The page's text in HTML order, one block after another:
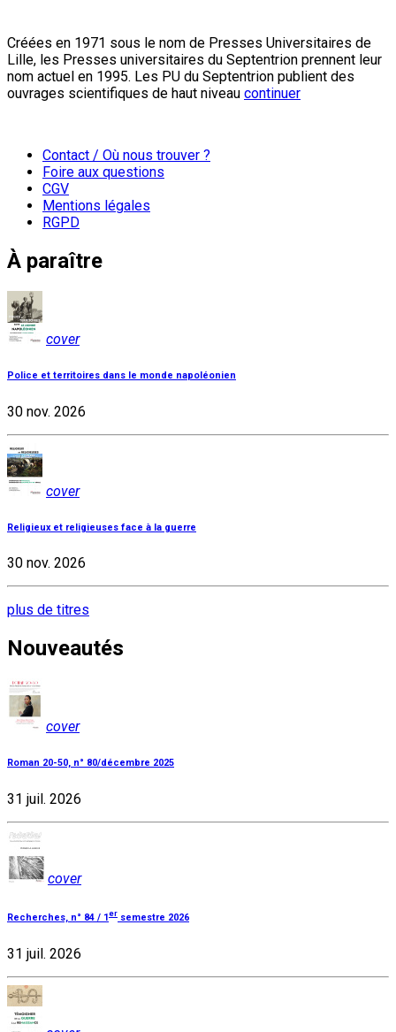
Créées en 1971 sous le nom de Presses Universitaires de
Lille, les Presses universitaires du Septentrion prennent leur
nom actuel en 1995. Les PU du Septentrion publient des
ouvrages scientifiques de haut niveau continuer
Contact / Où nous trouver ?
Foire aux questions
CGV
Mentions légales
RGPD
À paraître
cover
Police et territoires dans le monde napoléonien
30 nov. 2026
cover
Religieux et religieuses face à la guerre
30 nov. 2026
plus de titres
Nouveautés
cover
Roman 20-50, n° 80/décembre 2025
31 juil. 2026
cover
Recherches, n° 84 / 1er semestre 2026
31 juil. 2026